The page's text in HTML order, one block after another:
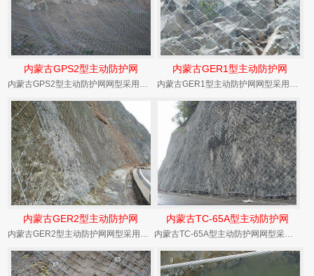
内蒙古GPS2型主动防护网
内蒙古GPS2型主动防护网网型采用内蒙古钢丝绳网+钢丝格栅，结构配置为同GAR2+钢丝格栅...
内蒙古GER1型主动防护网
内蒙古GER1型主动防护网网型采用钢丝格栅，结构配置为同GAR1但用铁线缝合（SO/2.2...
内蒙古GER2型主动防护网
内蒙古GER2型主动防护网网型采用钢丝格栅，结构配置为同GAR2但用铁线缝合（SO/2.2...
内蒙古TC-65A型主动防护网
内蒙古TC-65A型主动防护网网型采用高强度钢丝格栅，结构配置为预应力钢筋锚杆+孔口凹坑+...